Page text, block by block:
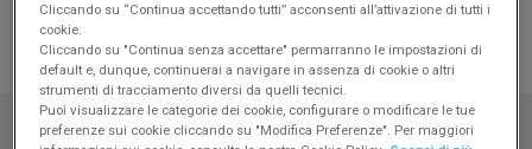
ristrutturazione edilizia
Detrazioni per ristrutturazione edilizia e risparmio
energetico - Apertura e gestione di un finanziamento
Risposte alle domande più frequenti:
Cliccando su “Continua accettando tutti” acconsenti all’attivazione di tutti i
cookie.
Cliccando su "Continua senza accettare" permarranno le impostazioni di
default e, dunque, continuerai a navigare in assenza di cookie o altri
strumenti di tracciamento diversi da quelli tecnici.
Puoi visualizzare le categorie dei cookie, configurare o modificare le tue
preferenze sui cookie cliccando su "Modifica Preferenze". Per maggiori